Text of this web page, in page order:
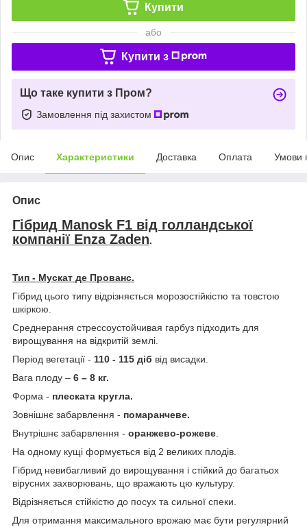
Купити
або
Купити з
Що таке купити з Пром?
Замовлення під захистом
Опис Характеристики Доставка Оплата Умови
Опис
Гібрид Manosk F1 від голландської
компанії Enza Zaden.
Тип - Мускат де Прованс.
Гібрид цього типу відрізняється морозостійкістю та товстою
шкіркою.
Среднерання стрессоустойчивая гарбуз підходить для
вирощування на відкритій землі.
Період вегетації - 110 - 115 діб від висадки.
Вага плоду – 6 – 8 кг.
Форма - плеската кругла.
Зовнішнє забарвлення - помаранчеве.
Внутрішнє забарвлення - оранжево-рожеве.
На одному кущі формується від 2 великих плодів.
Гібрид невибагливий до вирощування і стійкий до багатьох
вірусних захворювань, що вражають цю культуру.
Відрізняється стійкістю до посух та сильної спеки.
Для отримання максимального врожаю має бути регулярний